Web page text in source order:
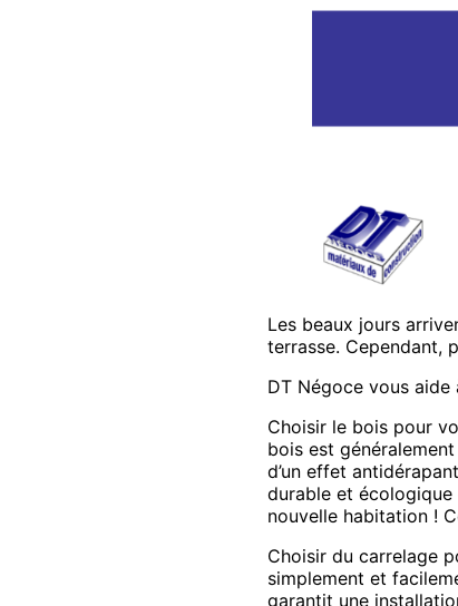
Les beaux jours
terrasse. Cependant,
DT Négoce vous
Choisir le bois pour
bois est
d’un effet
durable et écologique
nouvelle habitation !
Choisir du carrelage
simplement et
garantit une